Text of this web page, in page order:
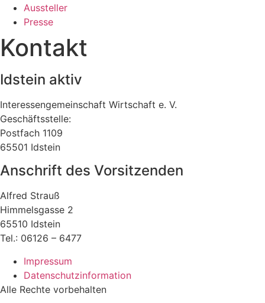
Aussteller
Presse
Kontakt
Idstein aktiv
Interessengemeinschaft Wirtschaft e. V.
Geschäftsstelle:
Postfach 1109
65501 Idstein
Anschrift des Vorsitzenden
Alfred Strauß
Himmelsgasse 2
65510 Idstein
Tel.: 06126 – 6477
Impressum
Datenschutzinformation
Alle Rechte vorbehalten